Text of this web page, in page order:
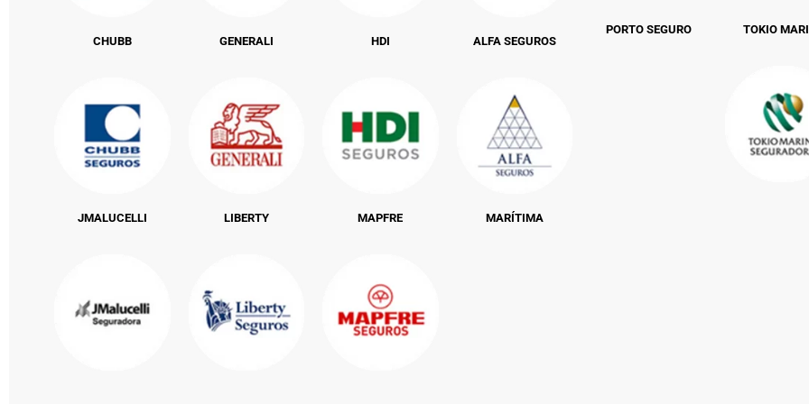
CHUBB
JMALUCELLI
GENERALI
LIBERTY
HDI
MAPFRE
ALFA SEGUROS
MARÍTIMA
PORTO SEGURO TOKIO